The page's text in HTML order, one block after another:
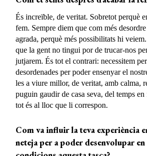
És increïble, de veritat. Sobretot perquè
fem. Sempre diem que com més
agrada, perquè més possibilitats hi
que la gent no tingui por de trucar-nos
jutjarem. És tot el contrari: necessitem
desordenades per poder ensenyar el
les a viure millor, de veritat, amb calma,
puguin gaudir de casa seva, del temps
tot és al lloc que li correspon.
Com va influir la teva experiència
neteja per a poder desenvolupar